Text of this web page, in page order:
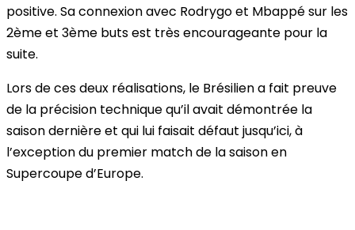
positive. Sa connexion avec Rodrygo et Mbappé sur les
2ème et 3ème buts est très encourageante pour la
suite.
Lors de ces deux réalisations, le Brésilien a fait preuve
de la précision technique qu’il avait démontrée la
saison dernière et qui lui faisait défaut jusqu’ici, à
l’exception du premier match de la saison en
Supercoupe d’Europe.